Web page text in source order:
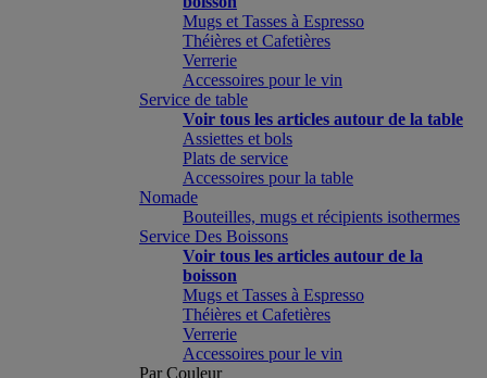
Mugs et Tasses à Espresso
Théières et Cafetières
Verrerie
Accessoires pour le vin
Service de table
Voir tous les articles autour de la table
Assiettes et bols
Plats de service
Accessoires pour la table
Nomade
Bouteilles, mugs et récipients isothermes
Service Des Boissons
Voir tous les articles autour de la
boisson
Mugs et Tasses à Espresso
Théières et Cafetières
Verrerie
Accessoires pour le vin
Par Couleur